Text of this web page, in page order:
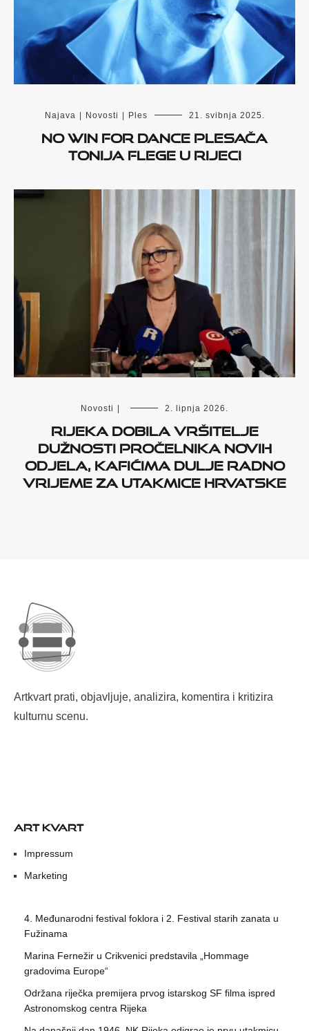
Najava Novosti Ples 21. svibnja 2025.
NO WIN FOR DANCE plesača
Tonija Flege u Rijeci
Novosti 2. lipnja 2026.
Rijeka dobila vršitelje
dužnosti pročelnika novih
odjela, kafićima dulje radno
vrijeme za utakmice Hrvatske
Artkvart prati, objavljuje, analizira, komentira i kritizira
kulturnu scenu.
ART KVART
Impressum
Marketing
4. Međunarodni festival foklora i 2. Festival starih zanata u
Fužinama
Marina Fernežir u Crikvenici predstavila „Hommage
gradovima Europe“
Održana riječka premijera prvog istarskog SF filma ispred
Astronomskog centra Rijeka